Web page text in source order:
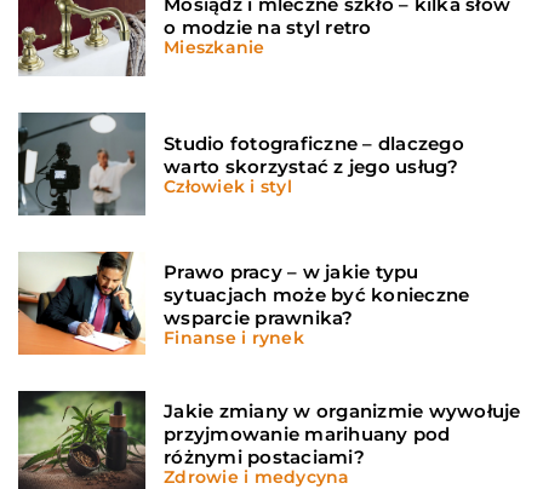
Mosiądz i mleczne szkło – kilka słów
o modzie na styl retro
Mieszkanie
Studio fotograficzne – dlaczego
warto skorzystać z jego usług?
Człowiek i styl
Prawo pracy – w jakie typu
sytuacjach może być konieczne
wsparcie prawnika?
Finanse i rynek
Jakie zmiany w organizmie wywołuje
przyjmowanie marihuany pod
różnymi postaciami?
Zdrowie i medycyna